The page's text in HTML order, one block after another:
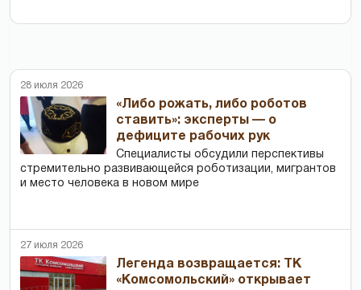
28 июля 2026
«Либо рожать, либо роботов
ставить»: эксперты — о
дефиците рабочих рук
Специалисты обсудили перспективы
стремительно развивающейся роботизации, мигрантов
и место человека в новом мире
27 июля 2026
Легенда возвращается: ТК
«Комсомольский» открывает